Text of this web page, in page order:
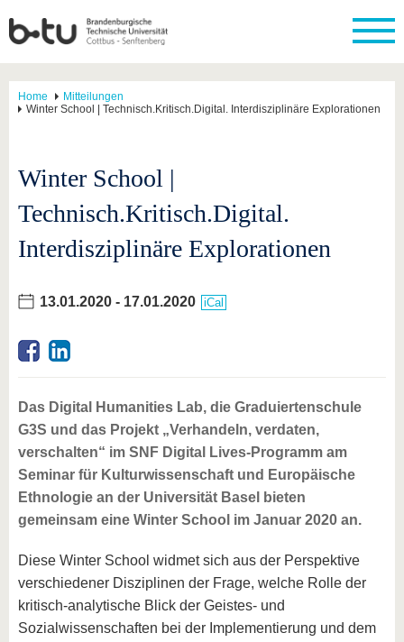
Home
Mitteilungen
Winter School | Technisch.Kritisch.Digital. Interdisziplinäre Explorationen
Winter School |
Technisch.Kritisch.Digital.
Interdisziplinäre Explorationen
13.01.2020 - 17.01.2020 iCal
Das Digital Humanities Lab, die Graduiertenschule
G3S und das Projekt „Verhandeln, verdaten,
verschalten“ im SNF Digital Lives-Programm am
Seminar für Kulturwissenschaft und Europäische
Ethnologie an der Universität Basel bieten
gemeinsam eine Winter School im Januar 2020 an.
Diese Winter School widmet sich aus der Perspektive
verschiedener Disziplinen der Frage, welche Rolle der
kritisch-analytische Blick der Geistes- und
Sozialwissenschaften bei der Implementierung und dem